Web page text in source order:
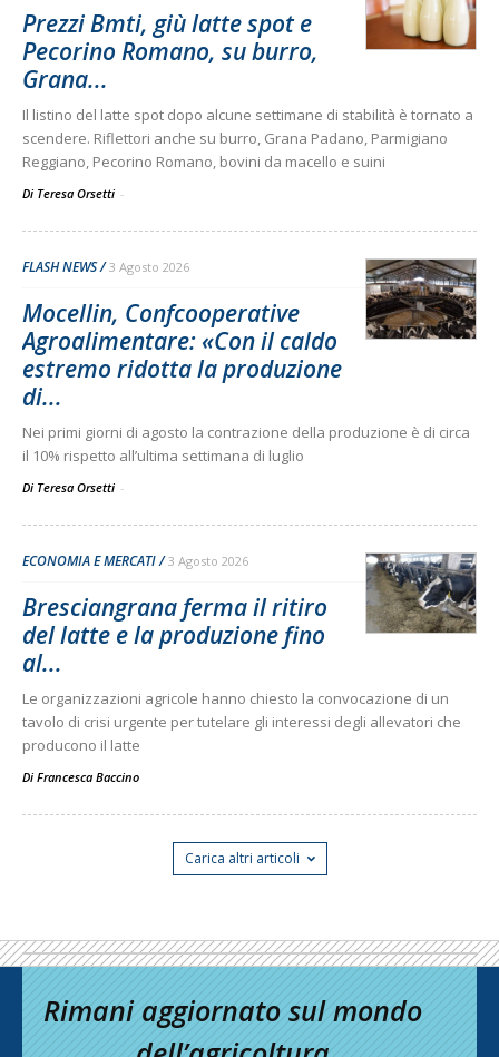
Prezzi Bmti, giù latte spot e
Pecorino Romano, su burro,
Grana...
Il listino del latte spot dopo alcune settimane di stabilità è tornato a
scendere. Riflettori anche su burro, Grana Padano, Parmigiano
Reggiano, Pecorino Romano, bovini da macello e suini
Di Teresa Orsetti -
FLASH NEWS 3 Agosto 2026
Mocellin, Confcooperative
Agroalimentare: «Con il caldo
estremo ridotta la produzione
di...
Nei primi giorni di agosto la contrazione della produzione è di circa
il 10% rispetto all’ultima settimana di luglio
Di Teresa Orsetti -
ECONOMIA E MERCATI 3 Agosto 2026
Bresciangrana ferma il ritiro
del latte e la produzione fino
al...
Le organizzazioni agricole hanno chiesto la convocazione di un
tavolo di crisi urgente per tutelare gli interessi degli allevatori che
producono il latte
Di Francesca Baccino
Carica altri articoli
Rimani aggiornato sul mondo